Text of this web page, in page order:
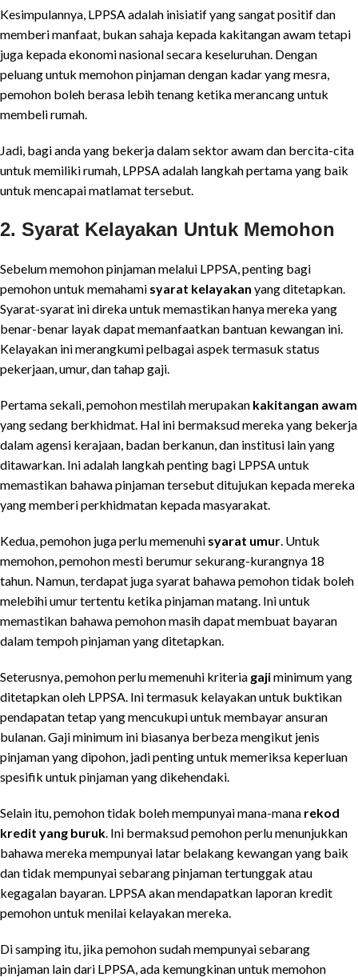
Kesimpulannya, LPPSA adalah inisiatif yang sangat positif dan
memberi manfaat, bukan sahaja kepada kakitangan awam tetapi
juga kepada ekonomi nasional secara keseluruhan. Dengan
peluang untuk memohon pinjaman dengan kadar yang mesra,
pemohon boleh berasa lebih tenang ketika merancang untuk
membeli rumah.
Jadi, bagi anda yang bekerja dalam sektor awam dan bercita-cita
untuk memiliki rumah, LPPSA adalah langkah pertama yang baik
untuk mencapai matlamat tersebut.
2. Syarat Kelayakan Untuk Memohon
Sebelum memohon pinjaman melalui LPPSA, penting bagi
pemohon untuk memahami syarat kelayakan yang ditetapkan.
Syarat-syarat ini direka untuk memastikan hanya mereka yang
benar-benar layak dapat memanfaatkan bantuan kewangan ini.
Kelayakan ini merangkumi pelbagai aspek termasuk status
pekerjaan, umur, dan tahap gaji.
Pertama sekali, pemohon mestilah merupakan kakitangan awam
yang sedang berkhidmat. Hal ini bermaksud mereka yang bekerja
dalam agensi kerajaan, badan berkanun, dan institusi lain yang
ditawarkan. Ini adalah langkah penting bagi LPPSA untuk
memastikan bahawa pinjaman tersebut ditujukan kepada mereka
yang memberi perkhidmatan kepada masyarakat.
Kedua, pemohon juga perlu memenuhi syarat umur . Untuk
memohon, pemohon mesti berumur sekurang-kurangnya 18
tahun. Namun, terdapat juga syarat bahawa pemohon tidak boleh
melebihi umur tertentu ketika pinjaman matang. Ini untuk
memastikan bahawa pemohon masih dapat membuat bayaran
dalam tempoh pinjaman yang ditetapkan.
Seterusnya, pemohon perlu memenuhi kriteria gajiminimum yang
ditetapkan oleh LPPSA. Ini termasuk kelayakan untuk buktikan
pendapatan tetap yang mencukupi untuk membayar ansuran
bulanan. Gaji minimum ini biasanya berbeza mengikut jenis
pinjaman yang dipohon, jadi penting untuk memeriksa keperluan
spesifik untuk pinjaman yang dikehendaki.
Selain itu, pemohon tidak boleh mempunyai mana-mana rekod
kredit yang buruk . Ini bermaksud pemohon perlu menunjukkan
bahawa mereka mempunyai latar belakang kewangan yang baik
dan tidak mempunyai sebarang pinjaman tertunggak atau
kegagalan bayaran. LPPSA akan mendapatkan laporan kredit
pemohon untuk menilai kelayakan mereka.
Di samping itu, jika pemohon sudah mempunyai sebarang
pinjaman lain dari LPPSA, ada kemungkinan untuk memohon